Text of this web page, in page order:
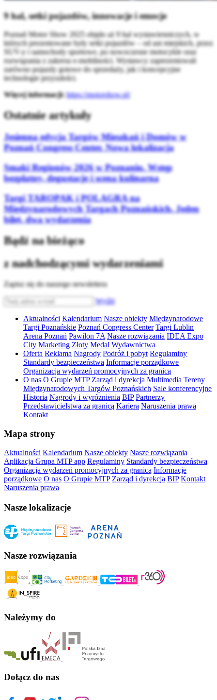
9 hal, setki pojazdów, innowacje i emocje
Poznań Motor Show 2025 objęło aż 9 hal wystawienniczych, w
których prezentowane były setki pojazdów – od aut miejskich, przez
SUV-y i samochody sportowe, po nowoczesne motocykle oraz
rozwiązania z zakresu e-mobilności. Wystawcy zaprezentowali
zarówno pojazdy gotowe do sprzedaży, jak i koncepcyjne
technologie przyszłości.
Więcej informacji: https://motorshow.pl/
Ostatnie artykuły
Jesienna edycja Targów Mieszkań i Domów w
Poznań Congress Center. Nowa lokalizacja
Smaki Regionów 2026 w Poznaniu. Wstęp
bezpłatny, degustacje i scena kulinarna
Targi TAROPAK i POLAGRA na
Międzynarodowych Targach Poznańskich. Jeden
bilet, dwa wydarzenia
Bądź na bieżąco
z nadchodzącymi wydarzeniami
Zapisz się do naszego newslettera
Wyślij
Aktualności Kalendarium Nasze obiekty Międzynarodowe
Targi Poznańskie Poznań Congress Center Targi Lublin
Arena Poznań Pawilon 7A Nasze rozwiązania IDEA Expo
City Marketing Złoty Medal Wydawnictwa
Oferta Reklama Nagrody Podróż i pobyt Regulaminy
Standardy bezpieczeństwa Informacje porządkowe
Organizacja wydarzeń promocyjnych za granicą
O nas O Grupie MTP Zarząd i dyrekcja Multimedia Tereny
Międzynarodowych Targów Poznańskich Sale konferencyjne
Historia Nagrody i wyróżnienia BIP Partnerzy
Przedstawicielstwa za granicą Kariera Naruszenia prawa
Kontakt
Mapa strony
Aktualności Kalendarium Nasze obiekty Nasze rozwiązania
Aplikacja Grupa MTP app Regulaminy Standardy bezpieczeństwa
Organizacja wydarzeń promocyjnych za granicą Informacje
porządkowe O nas O Grupie MTP Zarząd i dyrekcja BIP Kontakt
Naruszenia prawa
Nasze lokalizacje
Nasze rozwiązania
Należymy do
Dołącz do nas